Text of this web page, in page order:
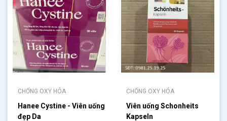
CHỐNG OXY HÓA
Hanee Cystine - Viên uống
đẹp Da
CHỐNG OXY HÓA
Viên uống Schonheits
Kapseln